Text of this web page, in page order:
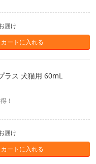
届け
ートに入れる
ラス 犬猫用 60mL
！
届け
ートに入れる